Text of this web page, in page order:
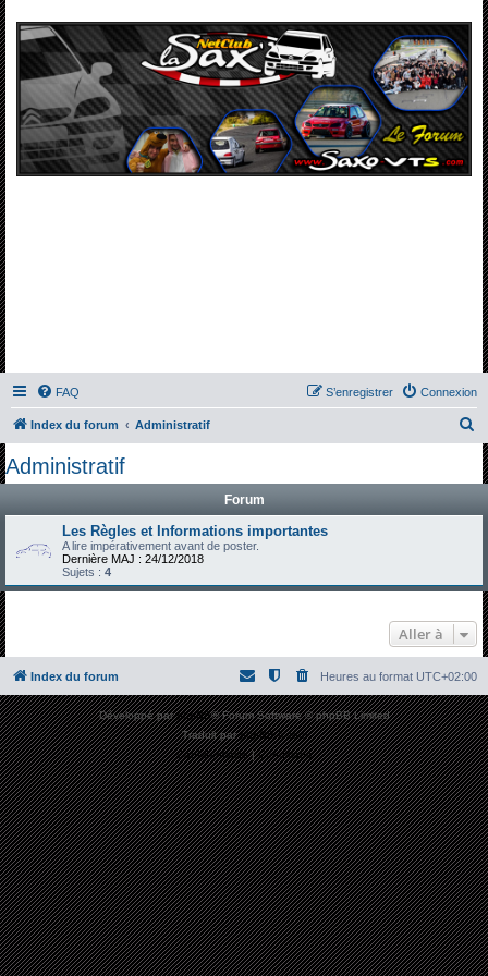
FAQ Connexion
S’enregistrer
Index du forum Administratif
r
Administratif
Forum
Les Règles et Informations importantes
A lire impérativement avant de poster.
Dernière MAJ : 24/12/2018
Sujets : 4
Aller à
Index du forum Heures au format UTC+02:00
Développé parphpBB® Forum Software © phpBB Limited
Traduit parphpBB-fr.com
Confidentialité|Conditions